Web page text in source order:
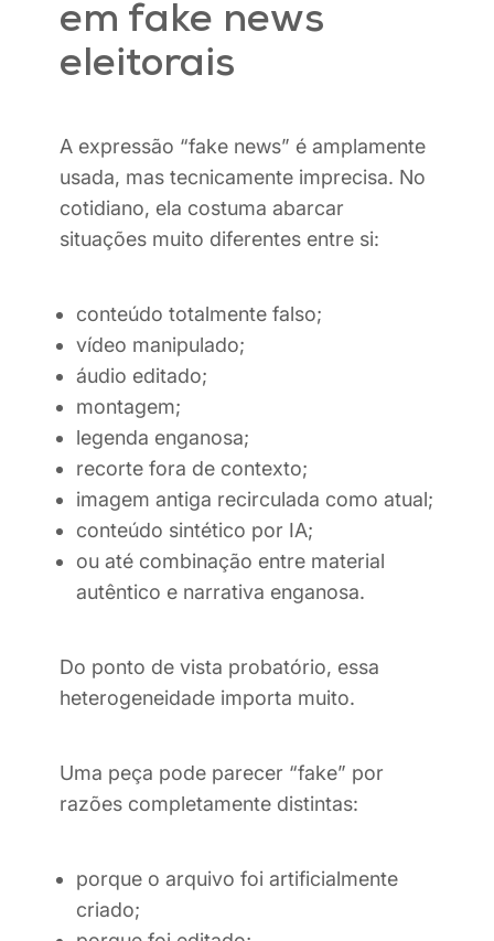
em fake news
eleitorais
A expressão “fake news” é amplamente
usada, mas tecnicamente imprecisa. No
cotidiano, ela costuma abarcar
situações muito diferentes entre si:
conteúdo totalmente falso;
vídeo manipulado;
áudio editado;
montagem;
legenda enganosa;
recorte fora de contexto;
imagem antiga recirculada como atual;
conteúdo sintético por IA;
ou até combinação entre material
autêntico e narrativa enganosa.
Do ponto de vista probatório, essa
heterogeneidade importa muito.
Uma peça pode parecer “fake” por
razões completamente distintas:
porque o arquivo foi artificialmente
criado;